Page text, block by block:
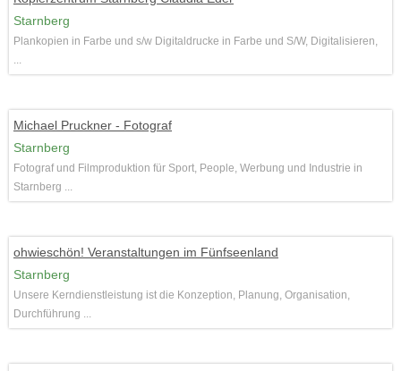
Starnberg
Plankopien in Farbe und s/w Digitaldrucke in Farbe und S/W, Digitalisieren,
...
Michael Pruckner - Fotograf
Starnberg
Fotograf und Filmproduktion für Sport, People, Werbung und Industrie in
Starnberg ...
ohwieschön! Veranstaltungen im Fünfseenland
Starnberg
Unsere Kerndienstleistung ist die Konzeption, Planung, Organisation,
Durchführung ...